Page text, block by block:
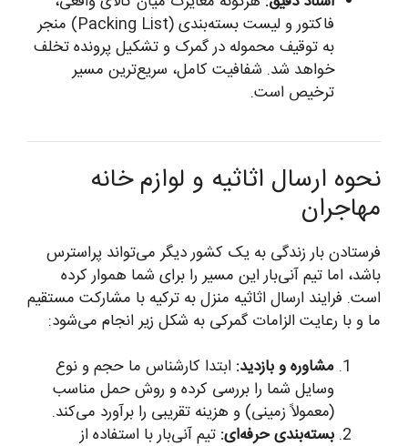
فاکتور و لیست بسته‌بندی (Packing List) منجر
به توقیف محموله در گمرک و تشکیل پرونده تخلف
خواهد شد. شفافیت کامل، سریع‌ترین مسیر
ترخیص است.
نحوه ارسال اثاثیه و لوازم خانه
مهاجران
فرستادن بار زندگی به یک کشور دیگر می‌تواند پراسترس
باشد، اما تیم آنی‌بار این مسیر را برای شما هموار کرده
است. فرایند ارسال اثاثیه منزل به ترکیه با مشارکت مستقیم
ما و با رعایت الزامات گمرکی به شکل زیر انجام می‌شود:
مشاوره و بازدید: ابتدا کارشناس ما حجم و نوع
وسایل شما را بررسی کرده و روش حمل مناسب
(معمولاً زمینی) و هزینه تقریبی را برآورد می‌کند.
بسته‌بندی حرفه‌ای: تیم آنی‌بار با استفاده از